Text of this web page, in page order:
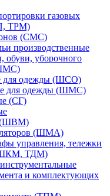
газовых
ТРМ)
(СМС)
производственные
уборочного
для одежды (ШСО)
для одежды (ШМС)
(СГ)
(ШВМ)
(ШМА)
управления, тележки
(ШКМ, ТДМ)
и комплектующих